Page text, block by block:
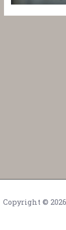
Copyright ©